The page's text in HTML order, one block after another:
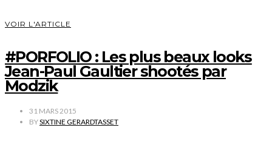
VOIR L'ARTICLE
#PORFOLIO : Les plus beaux looks
Jean-Paul Gaultier shootés par
Modzik
31 MARS 2015
BYSIXTINE GERARDTASSET